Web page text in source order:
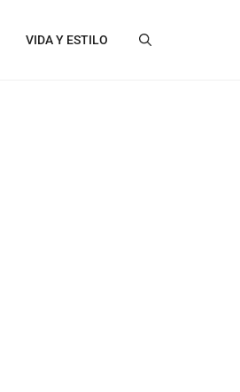
VIDA Y ESTILO